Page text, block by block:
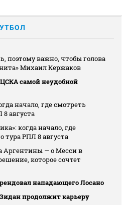
поэтому важно, чтобы голова
Михаил Кержаков
самой неудобной
начало, где смотреть
8 августа
когда начало, где
тура РПЛ 8 августа
Аргентины — о Месси в
которое сочтет
нападающего Лосано
продолжит карьеру